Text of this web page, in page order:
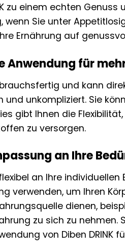
zu einem echten
wenn Sie unter
Ihre Ernährung auf
Anwendung für
und kann
unkompliziert. Sie
gibt Ihnen die
zu versorgen.
an Ihre
an Ihre
verwenden, um Ihren
dienen,
zu sich zu
von Diben DRINK